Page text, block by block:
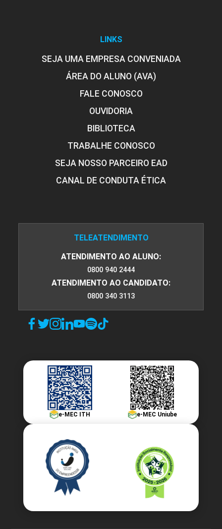
LINKS
SEJA UMA EMPRESA CONVENIADA
ÁREA DO ALUNO (AVA)
FALE CONOSCO
OUVIDORIA
BIBLIOTECA
TRABALHE CONOSCO
SEJA NOSSO PARCEIRO EAD
CANAL DE CONDUTA ÉTICA
TELEATENDIMENTO
ATENDIMENTO AO ALUNO:
0800 940 2444
ATENDIMENTO AO CANDIDATO:
0800 340 3113
e-MEC ITH e-MEC Uniube